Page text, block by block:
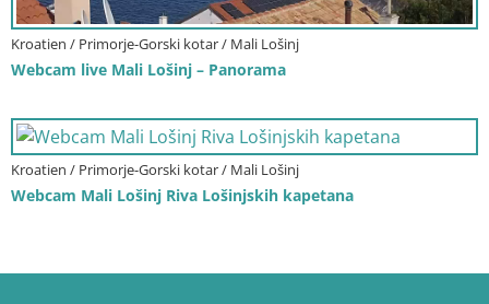
Kroatien / Primorje-Gorski kotar / Mali Lošinj
Webcam live Mali Lošinj – Panorama
Kroatien / Primorje-Gorski kotar / Mali Lošinj
Webcam Mali Lošinj Riva Lošinjskih kapetana